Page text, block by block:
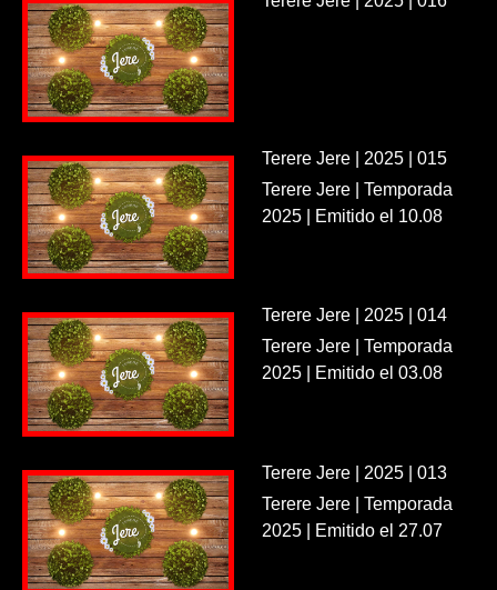
Terere Jere | 2025 | 015
Terere Jere | Temporada
2025 | Emitido el 10.08
Terere Jere | 2025 | 014
Terere Jere | Temporada
2025 | Emitido el 03.08
Terere Jere | 2025 | 013
Terere Jere | Temporada
2025 | Emitido el 27.07